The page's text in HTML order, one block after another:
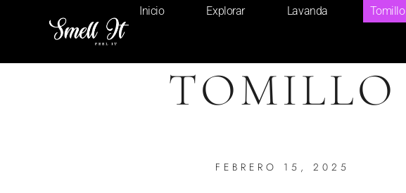
Inicio Explorar Lavanda Tomillo
TOMILLO
FEBRERO 15, 2025